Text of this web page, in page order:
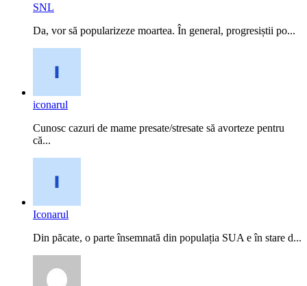
SNL
Da, vor să popularizeze moartea. În general, progresiștii po...
iconarul
Cunosc cazuri de mame presate/stresate să avorteze pentru
că...
Iconarul
Din păcate, o parte însemnată din populația SUA e în stare d...